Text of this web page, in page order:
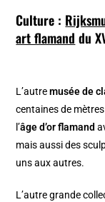
Culture :
art flamand du
L’autremusée de
centaines de
l’âge d’or flamand
mais aussi des
uns aux autres.
L’autre grande